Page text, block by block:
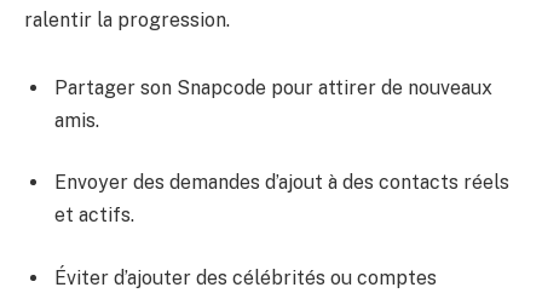
ralentir la progression.
Partager son Snapcode pour attirer de nouveaux
amis.
Envoyer des demandes d’ajout à des contacts réels
et actifs.
Éviter d’ajouter des célébrités ou comptes